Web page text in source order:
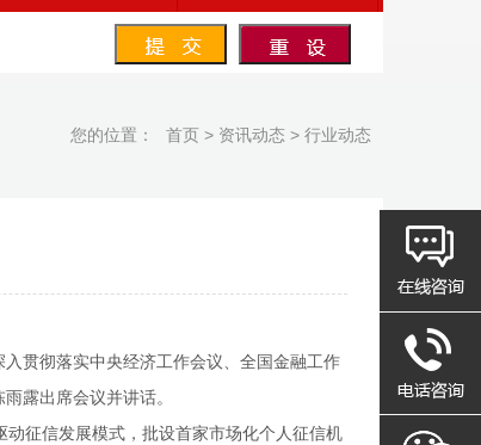
您的位置： 首页 > 资讯动态 > 行业动态
贯彻落实中央经济工作会议、全国金融工作
露出席会议并讲话。
动征信发展模式，批设首家市场化个人征信机